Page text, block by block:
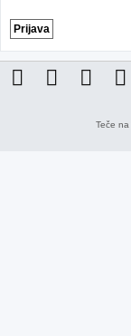
Teče na